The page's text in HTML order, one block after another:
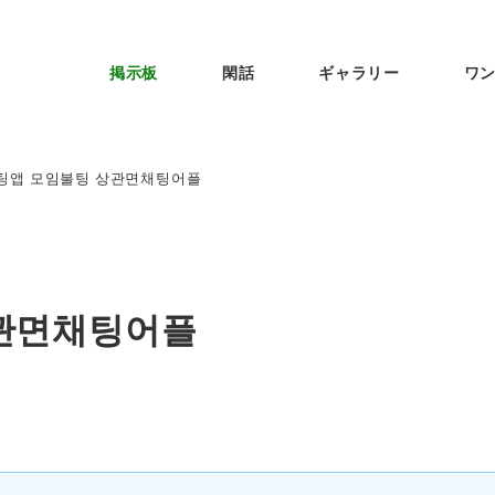
掲示板 閑話 ギャラリー ワ
앱 모임불팅 상관면채팅어플
면채팅어플